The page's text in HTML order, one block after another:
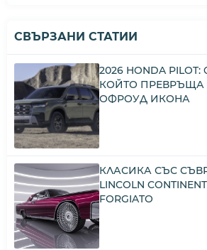
СВЪРЗАНИ СТАТИИ
2026 HONDA
КОЙТО ПРЕВРЪЩА
ОФРОУД ИКОНА
КЛАСИКА СЪС
LINCOLN
FORGIATO